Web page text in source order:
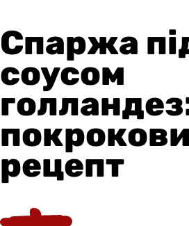
Спаржа
соусом
рецепт